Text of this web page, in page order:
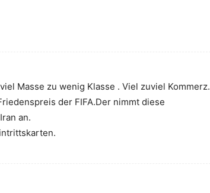
Masse zu wenig Klasse . Viel zuviel Kommerz.
der FIFA.Der nimmt diese
an.